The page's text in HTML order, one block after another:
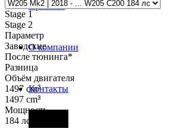
Проекты
О компании
Контакты
Stage 1
Stage 2
Параметр
Заводские
После тюнинга*
Разница
Объём двигателя
1497 cm³
1497 cm³
Мощность
184 лс